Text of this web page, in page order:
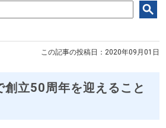
この記事の投稿日：2020年09月01日
創立50周年を迎えること